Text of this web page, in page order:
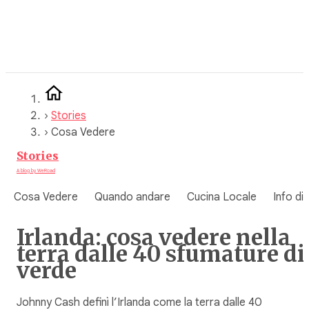
› Stories
› Cosa Vedere
Stories
A blog by WeRoad
Cosa Vedere Quando andare Cucina Locale Info di
Irlanda: cosa vedere nella
terra dalle 40 sfumature di
verde
Johnny Cash definì l’Irlanda come la terra dalle 40